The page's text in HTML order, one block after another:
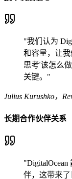
"我们认为
和容量，让
思考'该怎么
关键。"
Julius Kurushko，
长期合作伙伴关系
伴，这带来